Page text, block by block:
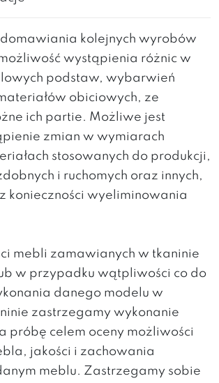
kolejnych wyrobów
wystąpienia różnic w
podstaw, wybarwień
obiciowych, ze
ich partie. Możliwe jest
zmian w wymiarach
stosowanych do produkcji,
i ruchomych oraz innych,
konieczności wyeliminowania
mebli zamawianych w tkaninie
w przypadku wątpliwości co do
danego modelu w
zastrzegamy wykonanie
próbę celem oceny możliwości
jakości i zachowania
meblu. Zastrzegamy sobie